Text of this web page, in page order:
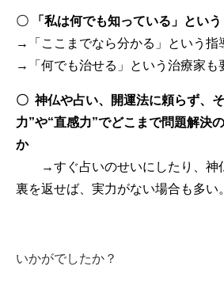
〇 「私は何でも知っている」という
→「ここまでなら分かる」という指
→「何でも治せる」という治療家も
〇 神仏や占い、開運法に頼らず、
力”や“直感力”でどこまで問題解決
か
→すぐ占いのせいにしたり、神
裏を返せば、実力がない場合も多い。
いかがでしたか？